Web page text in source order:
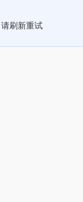
刷新重试